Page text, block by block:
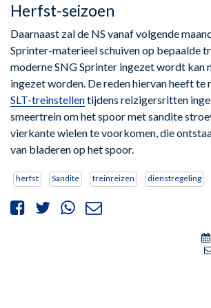
Herfst-seizoen
Daarnaast zal de NS vanaf volgende
Sprinter-materieel schuiven op bepaalde
moderne SNG Sprinter ingezet wordt kan
ingezet worden. De reden hiervan heeft te
SLT-treinstellentijdens reizigersritten
smeertrein om het spoor met sandite
vierkante wielen te voorkomen, die
van bladeren op het spoor.
herfst Sandite treinreizen dienstregeling